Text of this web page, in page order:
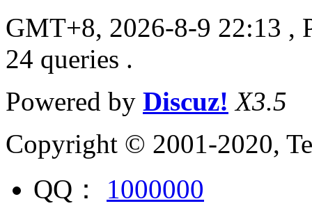
GMT+8, 2026-8-9 22:13 ,
24 queries .
Powered by Discuz! X3.5
Copyright © 2001-2020,
QQ： 1000000